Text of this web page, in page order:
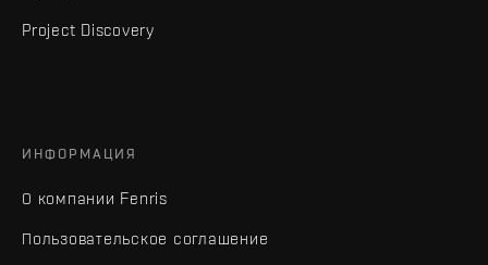
Project Discovery
ИНФОРМАЦИЯ
О компании Fenris
Пользовательское соглашение